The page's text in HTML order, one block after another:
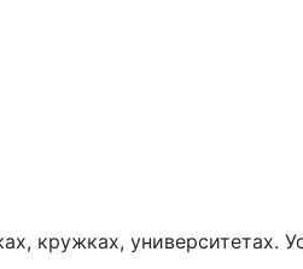
кружках, университетах.